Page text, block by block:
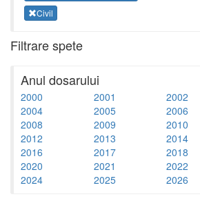
Civil
Filtrare spete
Anul dosarului
2000 2001 2002
2004
2005 2006
2008
2009 2010
2012
2013 2014
2016
2017 2018
2020
2021 2022
2024
2025 2026